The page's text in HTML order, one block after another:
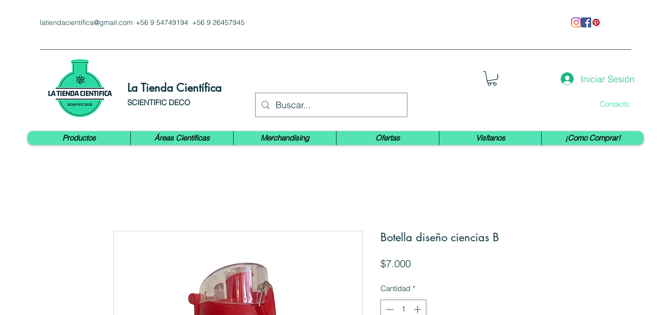
latiendacientifica@gmail.com +56 9 54749194 +56 9 26457945
La Tienda Científica
SCIENTIFIC DECO
Iniciar Sesión
Contacto
Productos Áreas Cientificas Merchandising Ofertas Visítanos ¡Como Comprar!
Botella diseño ciencias B
$7.000Precio
Cantidad *